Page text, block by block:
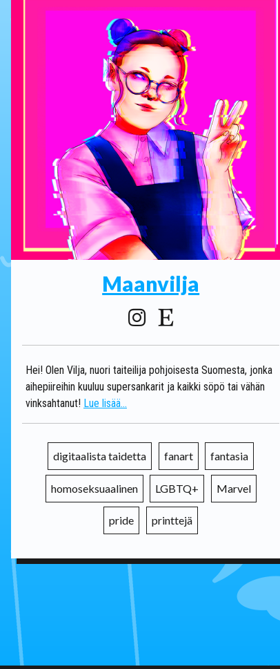
Maanvilja
Hei! Olen Vilja, nuori taiteilija pohjoisesta Suomesta, jonka
aihepiireihin kuuluu supersankarit ja kaikki söpö tai vähän
vinksahtanut! Lue lisää...
digitaalista taidetta fanart fantasia
homoseksuaalinen LGBTQ+ Marvel
pride printtejä